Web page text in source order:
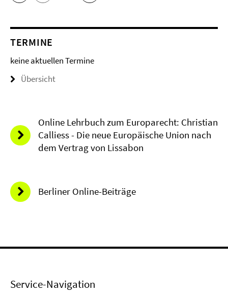
TERMINE
keine aktuellen Termine
Übersicht
Online Lehrbuch zum Europarecht: Christian
Calliess - Die neue Europäische Union nach
dem Vertrag von Lissabon
Berliner Online-Beiträge
Service-Navigation